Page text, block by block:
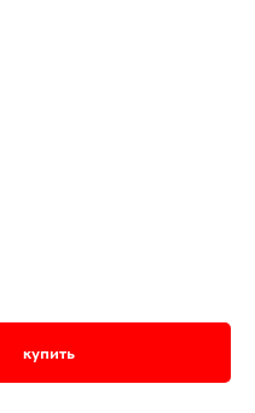
купить